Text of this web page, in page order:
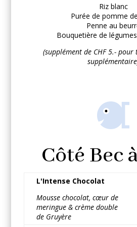
Riz blanc
Purée de pomme
Penne au
Bouquetière de
(supplément de CHF 5.-
Côté Bec
L'Intense Chocolat
Mousse chocolat, cœur de
meringue & crème double
de Gruyère